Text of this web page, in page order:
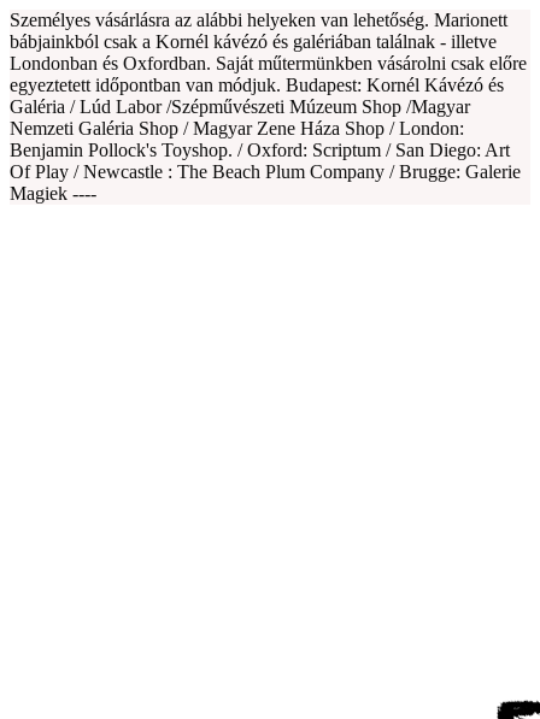
Személyes vásárlásra az alábbi helyeken van lehetőség. Marionett
bábjainkból csak a Kornél kávézó és galériában találnak - illetve
Londonban és Oxfordban. Saját műtermünkben vásárolni csak előre
egyeztetett időpontban van módjuk. Budapest: Kornél Kávézó és
Galéria / Lúd Labor /Szépművészeti Múzeum Shop /Magyar
Nemzeti Galéria Shop / Magyar Zene Háza Shop / London:
Benjamin Pollock's Toyshop. / Oxford: Scriptum / San Diego: Art
Of Play / Newcastle : The Beach Plum Company / Brugge: Galerie
Magiek ----